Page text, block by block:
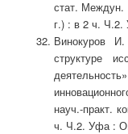
стат. Междун.
г.) : в 2 ч.
Винокуров
структуре
науч.-практ.
ч. Ч.2. Уфа :